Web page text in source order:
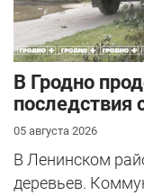
В Гродно
последствия
05 августа 2026
В Ленинском
деревьев.